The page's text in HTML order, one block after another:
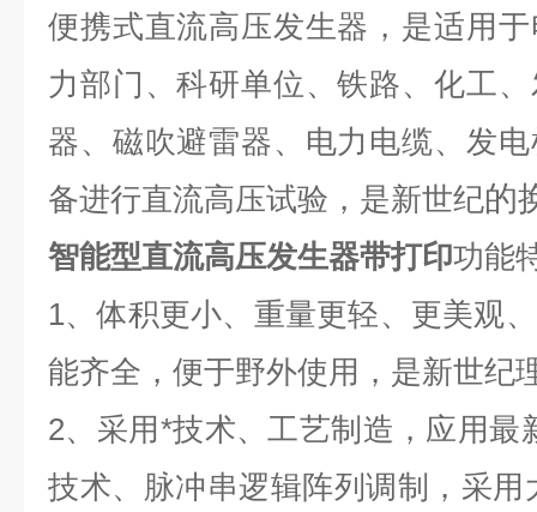
便携式直流高压发生器，是适用
力部门、科研单位、铁路、化工
器、磁吹避雷器、电力电缆、发
备进行直流高压试验，是新世纪的
智能型直流高压发生器带打印功能
1、体积更小、重量更轻、更美观
能齐全，便于野外使用，是新世纪
2、采用*技术、工艺制造，应用最
技术、脉冲串逻辑阵列调制，采用